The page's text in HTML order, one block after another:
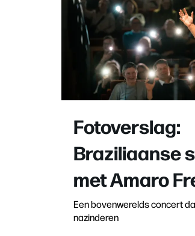
Fotoverslag:
Braziliaanse
met Amaro
Een bovenwerelds concert
nazinderen